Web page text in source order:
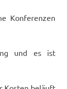
Konferenzen
und es ist